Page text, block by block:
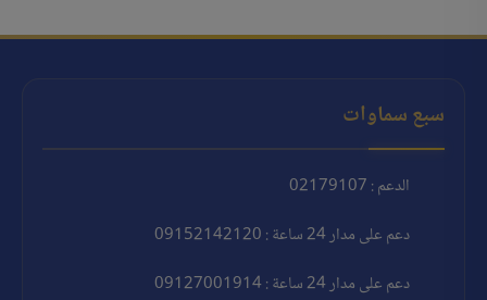
سبع سماوات
الدعم : 02179107
دعم على مدار 24 ساعة : 09152142120
دعم على مدار 24 ساعة : 09127001914